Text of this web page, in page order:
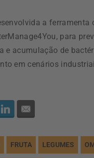
a ferramenta
para
e acumulação de
em cenários
FRUTA LEGUMES